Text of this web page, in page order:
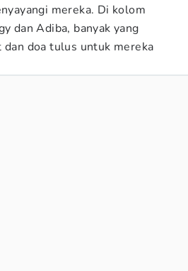
mereka. Di kolom
dan Adiba, banyak yang
dan doa tulus untuk mereka